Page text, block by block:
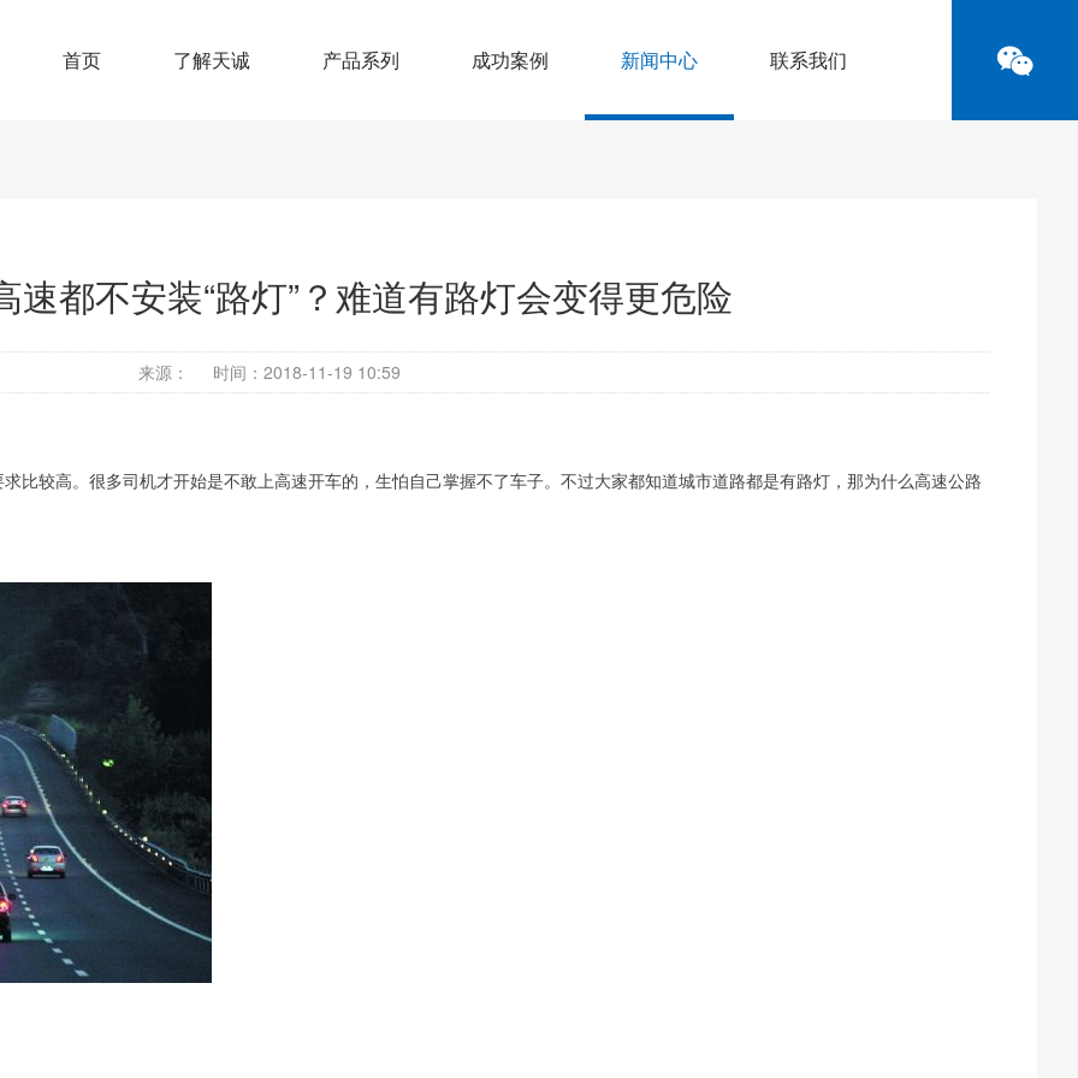
首页 了解天诚 产品系列 成功案例 新闻中心 联系我们
速都不安装“路灯”？难道有路灯会变得更危险
来源： 时间：2018-11-19 10:59
比较高。很多司机才开始是不敢上高速开车的，生怕自己掌握不了车子。不过大家都知道城市道路都是有路灯，那为什么高速公路